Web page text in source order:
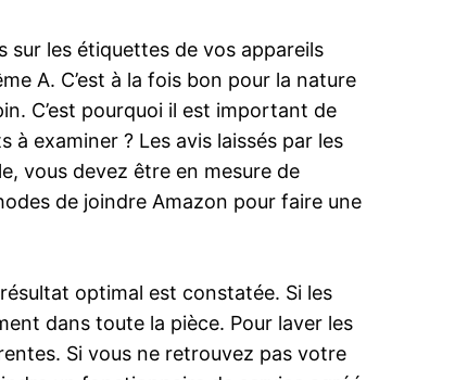
les étiquettes de vos appareils
A. C’est à la fois bon pour la nature
C’est pourquoi il est important de
examiner ? Les avis laissés par les
vous devez être en mesure de
de joindre Amazon pour faire une
optimal est constatée. Si les
dans toute la pièce. Pour laver les
Si vous ne retrouvez pas votre